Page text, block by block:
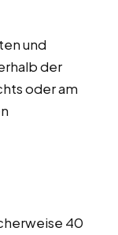
und
der
oder am
40